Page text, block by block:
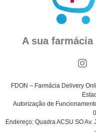
A sua
FDON – Farmácia Delivery
Autorização de
Endereço:Quadra ACSU SO Av.